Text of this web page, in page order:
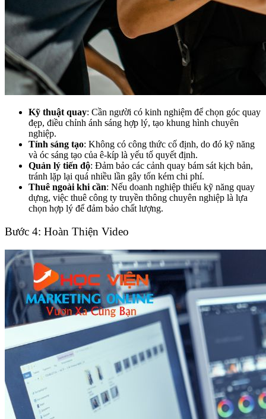
Kỹ thuật quay: Cần người có kinh nghiệm để chọn góc quay
đẹp, điều chỉnh ánh sáng hợp lý, tạo khung hình chuyên
nghiệp.
Tính sáng tạo: Không có công thức cố định, do đó kỹ năng
và óc sáng tạo của ê-kíp là yếu tố quyết định.
Quản lý tiến độ: Đảm bảo các cảnh quay bám sát kịch bản,
tránh lặp lại quá nhiều lần gây tốn kém chi phí.
Thuê ngoài khi cần: Nếu doanh nghiệp thiếu kỹ năng quay
dựng, việc thuê công ty truyền thông chuyên nghiệp là lựa
chọn hợp lý để đảm bảo chất lượng.
Bước 4: Hoàn Thiện Video